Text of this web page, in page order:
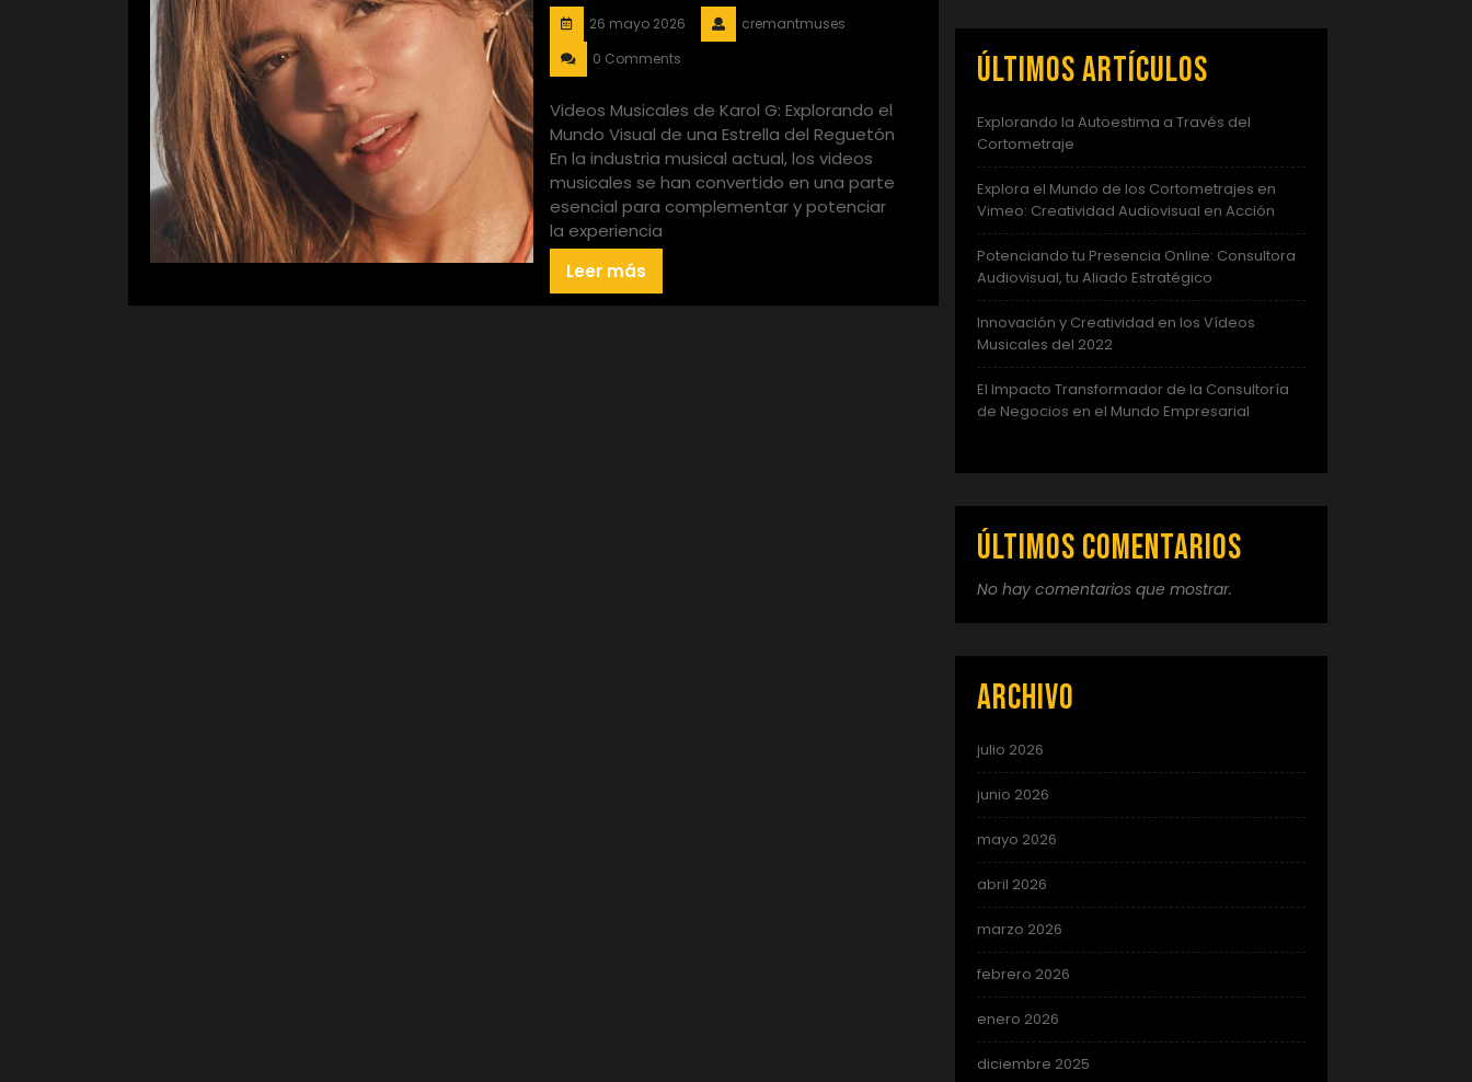
26 mayo 2026
cremantmuses
0 Comments
Videos Musicales de Karol G: Explorando el
Mundo Visual de una Estrella del Reguetón
En la industria musical actual, los videos
musicales se han convertido en una parte
esencial para complementar y potenciar
la experiencia
Leer más
Últimos artículos
Explorando la Autoestima a Través del
Cortometraje
Explora el Mundo de los Cortometrajes en
Vimeo: Creatividad Audiovisual en Acción
Potenciando tu Presencia Online: Consultora
Audiovisual, tu Aliado Estratégico
Innovación y Creatividad en los Vídeos
Musicales del 2022
El Impacto Transformador de la Consultoría
de Negocios en el Mundo Empresarial
Últimos comentarios
No hay comentarios que mostrar.
Archivo
julio 2026
junio 2026
mayo 2026
abril 2026
marzo 2026
febrero 2026
enero 2026
diciembre 2025